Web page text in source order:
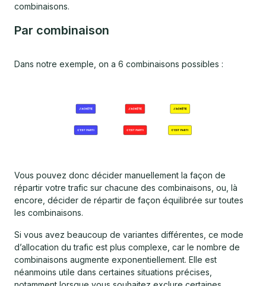
combinaisons.
Par combinaison
Dans notre exemple, on a 6 combinaisons possibles :
Vous pouvez donc décider manuellement la façon de
répartir votre trafic sur chacune des combinaisons, ou, là
encore, décider de répartir de façon équilibrée sur toutes
les combinaisons.
Si vous avez beaucoup de variantes différentes, ce mode
d’allocation du trafic est plus complexe, car le nombre de
combinaisons augmente exponentiellement. Elle est
néanmoins utile dans certaines situations précises,